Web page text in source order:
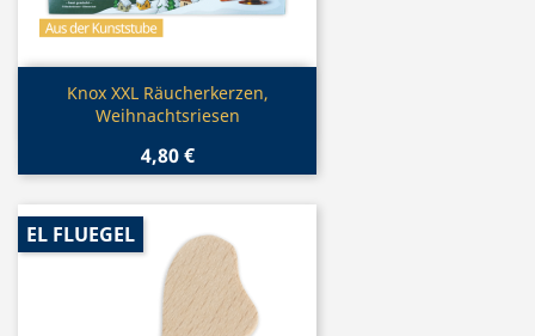
Vorschau
Knox XXL Räucherkerzen,
Weihnachtsriesen
4,80 €
EL FLUEGEL